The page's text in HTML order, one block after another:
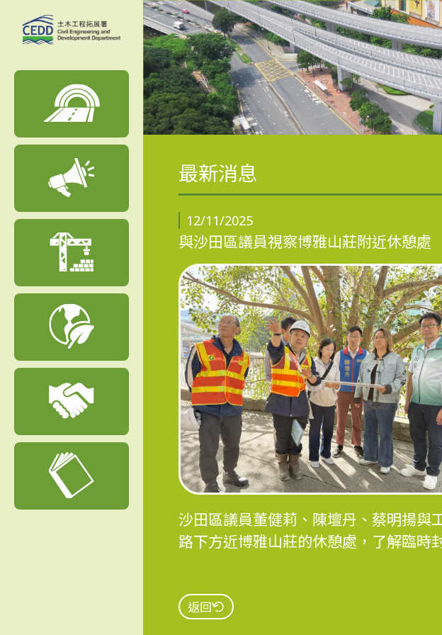
最新消息
12/11/2025
與沙田區議員視察博雅山莊附近休憩處
沙田區議員董健莉、陳壇丹、蔡明揚與
路下方近博雅山莊的休憩處，了解臨時
返回